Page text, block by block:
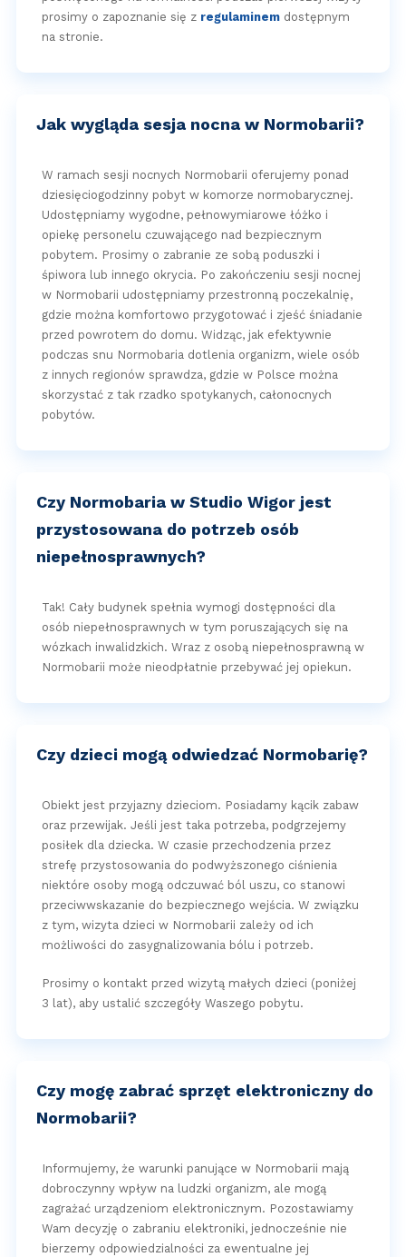
prosimy o zapoznanie się z regulaminemdostępnym
na stronie.
Jak wygląda sesja nocna w Normobarii?
W ramach sesji nocnych Normobarii oferujemy ponad
dziesięciogodzinny pobyt w komorze normobarycznej.
Udostępniamy wygodne, pełnowymiarowe łóżko i
opiekę personelu czuwającego nad bezpiecznym
pobytem. Prosimy o zabranie ze sobą poduszki i
śpiwora lub innego okrycia. Po zakończeniu sesji nocnej
w Normobarii udostępniamy przestronną poczekalnię,
gdzie można komfortowo przygotować i zjeść śniadanie
przed powrotem do domu. Widząc, jak efektywnie
podczas snu Normobaria dotlenia organizm, wiele osób
z innych regionów sprawdza, gdzie w Polsce można
skorzystać z tak rzadko spotykanych, całonocnych
pobytów.
Czy Normobaria w Studio Wigor jest
przystosowana do potrzeb osób
niepełnosprawnych?
Tak! Cały budynek spełnia wymogi dostępności dla
osób niepełnosprawnych w tym poruszających się na
wózkach inwalidzkich. Wraz z osobą niepełnosprawną w
Normobarii może nieodpłatnie przebywać jej opiekun.
Czy dzieci mogą odwiedzać Normobarię?
Obiekt jest przyjazny dzieciom. Posiadamy kącik zabaw
oraz przewijak. Jeśli jest taka potrzeba, podgrzejemy
posiłek dla dziecka. W czasie przechodzenia przez
strefę przystosowania do podwyższonego ciśnienia
niektóre osoby mogą odczuwać ból uszu, co stanowi
przeciwwskazanie do bezpiecznego wejścia. W związku
z tym, wizyta dzieci w Normobarii zależy od ich
możliwości do zasygnalizowania bólu i potrzeb.
Prosimy o kontakt przed wizytą małych dzieci (poniżej
3 lat), aby ustalić szczegóły Waszego pobytu.
Czy mogę zabrać sprzęt elektroniczny do
Normobarii?
Informujemy, że warunki panujące w Normobarii mają
dobroczynny wpływ na ludzki organizm, ale mogą
zagrażać urządzeniom elektronicznym. Pozostawiamy
Wam decyzję o zabraniu elektroniki, jednocześnie nie
bierzemy odpowiedzialności za ewentualne jej